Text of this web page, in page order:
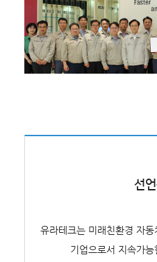
선
유라테크는 미래친환경 자
기업으로서 지속가